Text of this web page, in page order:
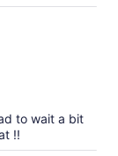
to wait a bit
!!